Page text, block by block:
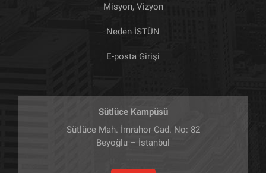
Misyon, Vizyon
Neden İSTÜN
E-posta Girişi
Sütlüce Kampüsü
Sütlüce Mah. İmrahor Cad. No: 82
Beyoğlu – İstanbul